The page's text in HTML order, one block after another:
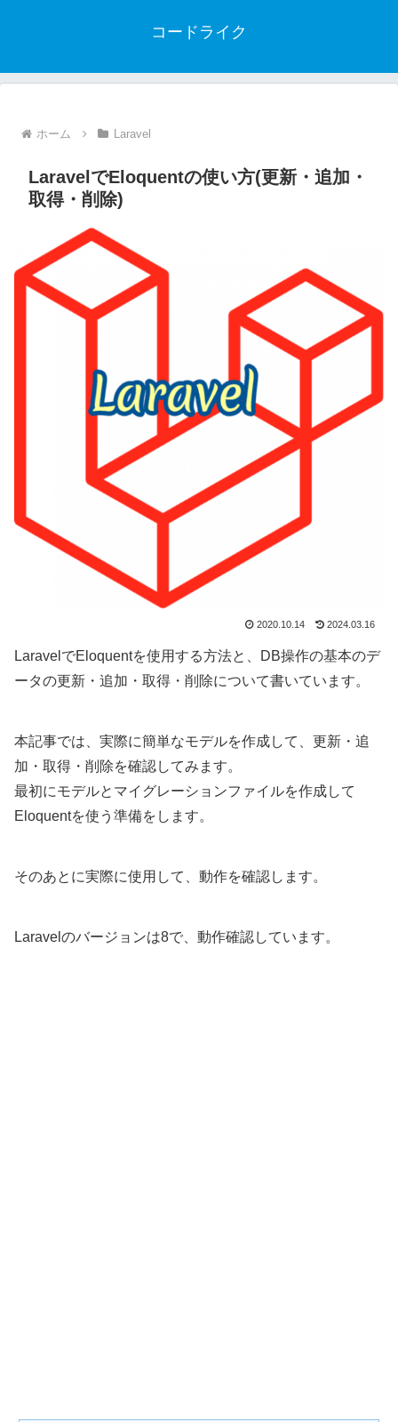
コードライク
ホーム Laravel
LaravelでEloquentの使い方(更新・追加・
取得・削除)
2020.10.14 2024.03.16
LaravelでEloquentを使用する方法と、DB操作の基本のデ
ータの更新・追加・取得・削除について書いています。
本記事では、実際に簡単なモデルを作成して、更新・追
加・取得・削除を確認してみます。
最初にモデルとマイグレーションファイルを作成して
Eloquentを使う準備をします。
そのあとに実際に使用して、動作を確認します。
Laravelのバージョンは8で、動作確認しています。